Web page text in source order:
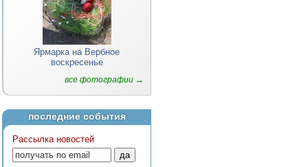
Ярмарка на Вербное
воскресенье
все фотографии →
последние события
Рассылка новостей